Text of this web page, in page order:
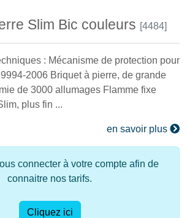
Slim Bic couleurs [4484]
: Mécanisme de protection pour
2006 Briquet à pierre, de grande
de 3000 allumages Flamme fixe
plus fin ...
en savoir plus
connecter à votre compte afin de
connaitre nos tarifs.
Cliquez ici